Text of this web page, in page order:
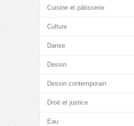
Cuisine et pâtisserie
Culture
Danse
Dessin
Dessin contemporain
Droit et justice
Eau